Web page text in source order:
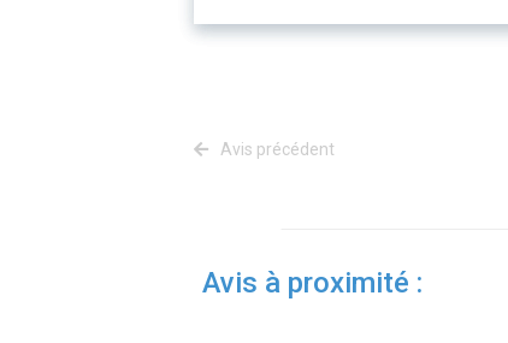
Avis précédent
Avis à proximité :